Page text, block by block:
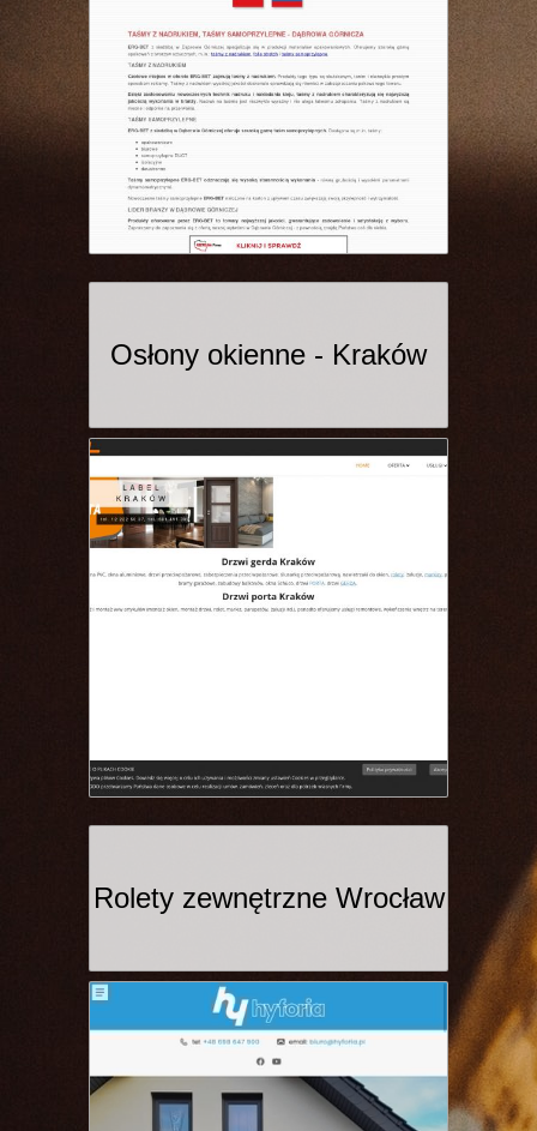
Osłony okienne - Kraków
Rolety zewnętrzne Wrocław